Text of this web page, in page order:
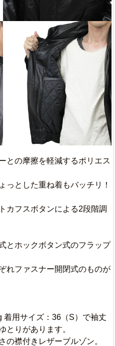
との摩擦を軽減するポリエス
っとした重ね着もバッチリ！
カフスボタンによる2段階調
とホックボタン式のフラップ
れファスナー開閉式のものが
着用サイズ：36（S）で袖丈
とりがあります。
の襟付きレザーブルゾン。